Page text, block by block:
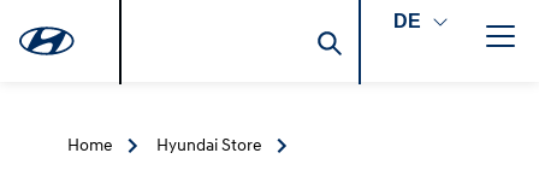
DE
Home Hyundai Store